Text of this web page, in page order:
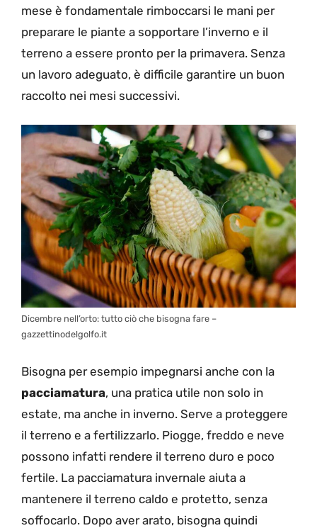
mese è fondamentale rimboccarsi le mani per
preparare le piante a sopportare l’inverno e il
terreno a essere pronto per la primavera. Senza
un lavoro adeguato, è difficile garantire un buon
raccolto nei mesi successivi.
Dicembre nell’orto: tutto ciò che bisogna fare –
gazzettinodelgolfo.it
Bisogna per esempio impegnarsi anche con la
pacciamatura, una pratica utile non solo in
estate, ma anche in inverno. Serve a proteggere
il terreno e a fertilizzarlo. Piogge, freddo e neve
possono infatti rendere il terreno duro e poco
fertile. La pacciamatura invernale aiuta a
mantenere il terreno caldo e protetto, senza
soffocarlo. Dopo aver arato, bisogna quindi